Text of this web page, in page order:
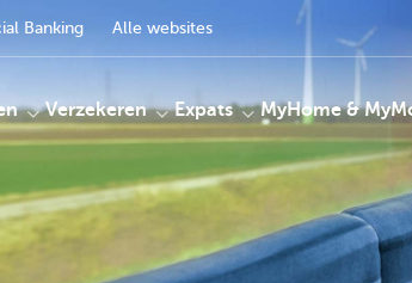
Banking Alle websites
Verzekeren Expats MyHome &